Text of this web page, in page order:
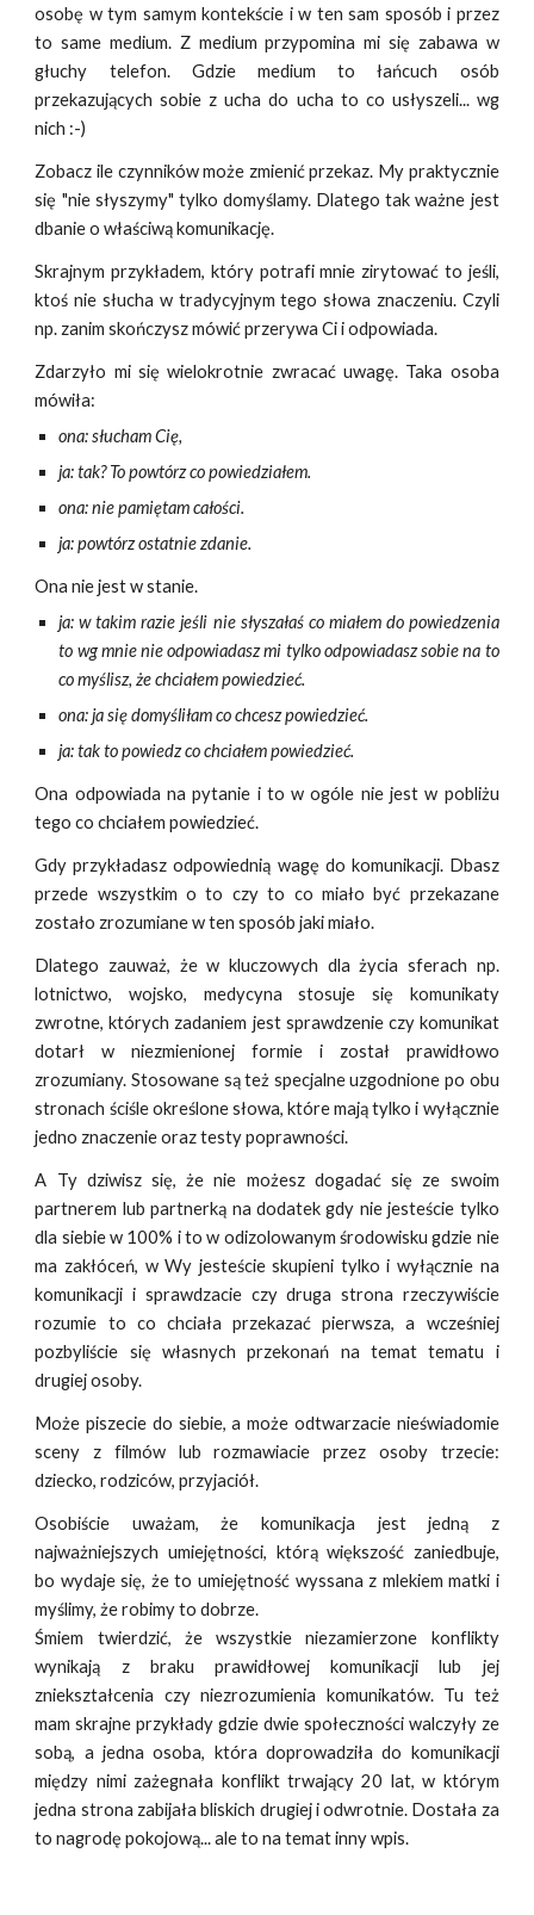
osobę w tym samym kontekście i w ten sam sposób i przez
to same medium. Z medium przypomina mi się zabawa w
głuchy telefon. Gdzie medium to łańcuch osób
przekazujących sobie z ucha do ucha to co usłyszeli... wg
nich :-)
Zobacz ile czynników może zmienić przekaz. My praktycznie
się "nie słyszymy" tylko domyślamy. Dlatego tak ważne jest
dbanie o właściwą komunikację.
Skrajnym przykładem, który potrafi mnie zirytować to jeśli,
ktoś nie słucha w tradycyjnym tego słowa znaczeniu. Czyli
np. zanim skończysz mówić przerywa Ci i odpowiada.
Zdarzyło mi się wielokrotnie zwracać uwagę. Taka osoba
mówiła:
ona: słucham Cię,
ja: tak? To powtórz co powiedziałem.
ona: nie pamiętam całości.
ja: powtórz ostatnie zdanie.
Ona nie jest w stanie.
ja: w takim razie jeśli nie słyszałaś co miałem do powiedzenia
to wg mnie nie odpowiadasz mi tylko odpowiadasz sobie na to
co myślisz, że chciałem powiedzieć.
ona: ja się domyśliłam co chcesz powiedzieć.
ja: tak to powiedz co chciałem powiedzieć.
Ona odpowiada na pytanie i to w ogóle nie jest w pobliżu
tego co chciałem powiedzieć.
Gdy przykładasz odpowiednią wagę do komunikacji. Dbasz
przede wszystkim o to czy to co miało być przekazane
zostało zrozumiane w ten sposób jaki miało.
Dlatego zauważ, że w kluczowych dla życia sferach np.
lotnictwo, wojsko, medycyna stosuje się komunikaty
zwrotne, których zadaniem jest sprawdzenie czy komunikat
dotarł w niezmienionej formie i został prawidłowo
zrozumiany. Stosowane są też specjalne uzgodnione po obu
stronach ściśle określone słowa, które mają tylko i wyłącznie
jedno znaczenie oraz testy poprawności.
A Ty dziwisz się, że nie możesz dogadać się ze swoim
partnerem lub partnerką na dodatek gdy nie jesteście tylko
dla siebie w 100% i to w odizolowanym środowisku gdzie nie
ma zakłóceń, w Wy jesteście skupieni tylko i wyłącznie na
komunikacji i sprawdzacie czy druga strona rzeczywiście
rozumie to co chciała przekazać pierwsza, a wcześniej
pozbyliście się własnych przekonań na temat tematu i
drugiej osoby.
Może piszecie do siebie, a może odtwarzacie nieświadomie
sceny z filmów lub rozmawiacie przez osoby trzecie:
dziecko, rodziców, przyjaciół.
Osobiście uważam, że komunikacja jest jedną z
najważniejszych umiejętności, którą większość zaniedbuje,
bo wydaje się, że to umiejętność wyssana z mlekiem matki i
myślimy, że robimy to dobrze.
Śmiem twierdzić, żewszystkie niezamierzone konflikty
wynikają z braku prawidłowej komunikacji lub jej
zniekształcenia czy niezrozumienia komunikatów. Tu też
mam skrajne przykłady gdzie dwie społeczności walczyły ze
sobą, a jedna osoba, która doprowadziła do komunikacji
między nimi zażegnała konflikt trwający 20 lat, w którym
jedna strona zabijała bliskich drugiej i odwrotnie. Dostała za
to nagrodę pokojową... ale to na temat inny wpis.